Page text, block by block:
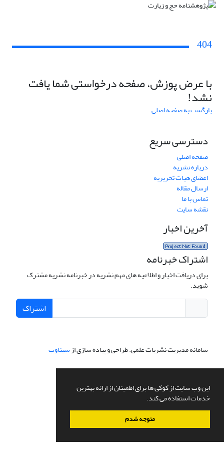
این وب سایت از کوکی ها برای اطمینان از ارائه بهترین
خدمات استفاده می کند.
متوجه شدم
404
با عرض پوزش، صفحه درخواستی شما یافت
نشد!
بازگشت به صفحه اصلی
دسترسی سریع
صفحه اصلی
درباره نشریه
اعضای هیات تحریریه
ارسال مقاله
تماس با ما
نقشه سایت
آخرین اخبار
اشتراک خبرنامه
برای دریافت اخبار و اطلاعیه های مهم نشریه در خبرنامه نشریه مشترک
شوید.
اشتراک
سامانه مدیریت نشریات علمی.طراحی و پیاده سازی ازسیناوب